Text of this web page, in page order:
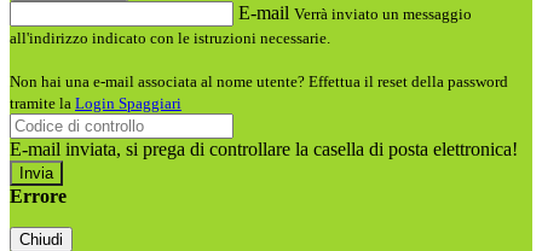
E-mail Verrà inviato un messaggio
all'indirizzo indicato con le istruzioni necessarie.
Non hai una e-mail associata al nome utente? Effettua il reset della password
tramite la Login Spaggiari
E-mail inviata, si prega di controllare la casella di posta elettronica!
Errore
Chiudi